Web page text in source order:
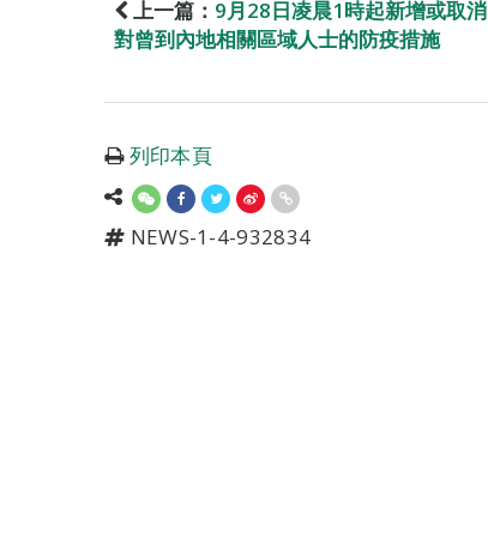
上一篇： 9月28日凌晨1時起新增或取消
對曾到內地相關區域人士的防疫措施
列印本頁
NEWS-1-4-932834